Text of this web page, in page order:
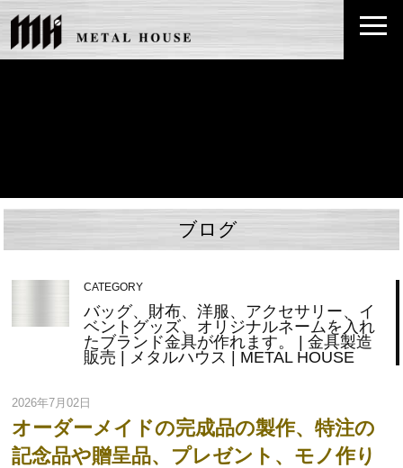
ブログ
CATEGORY
バッグ、財布、洋服、アクセサリー、イ
ベントグッズ、オリジナルネームを入れ
たブランド金具が作れます。 | 金具製造
販売 | メタルハウス | METAL HOUSE
2026年7月02日
オーダーメイドの完成品の製作、特注の
記念品や贈呈品、プレゼント、モノ作り